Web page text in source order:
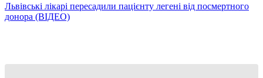
Львівські лікарі пересадили пацієнту легені від посмертного
донора (ВІДЕО)